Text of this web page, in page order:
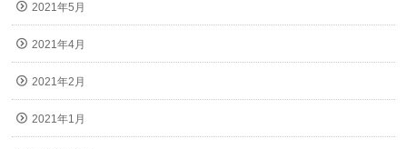
2021年5月
2021年4月
2021年2月
2021年1月